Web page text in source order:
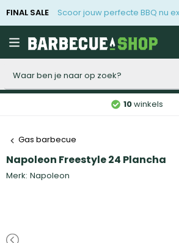
FINAL SALE Scoor jouw perfecte BBQ nu
10winkels
Gas barbecue
Napoleon Freestyle 24 Plancha
Merk: Napoleon